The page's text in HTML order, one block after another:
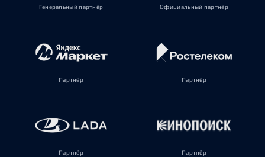
Генеральный партнёр Официальный партнёр
Партнёр Партнёр
Партнёр Партнёр